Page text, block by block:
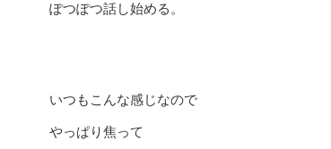
ぽつぽつ話し始める。
いつもこんな感じなので
やっぱり焦って